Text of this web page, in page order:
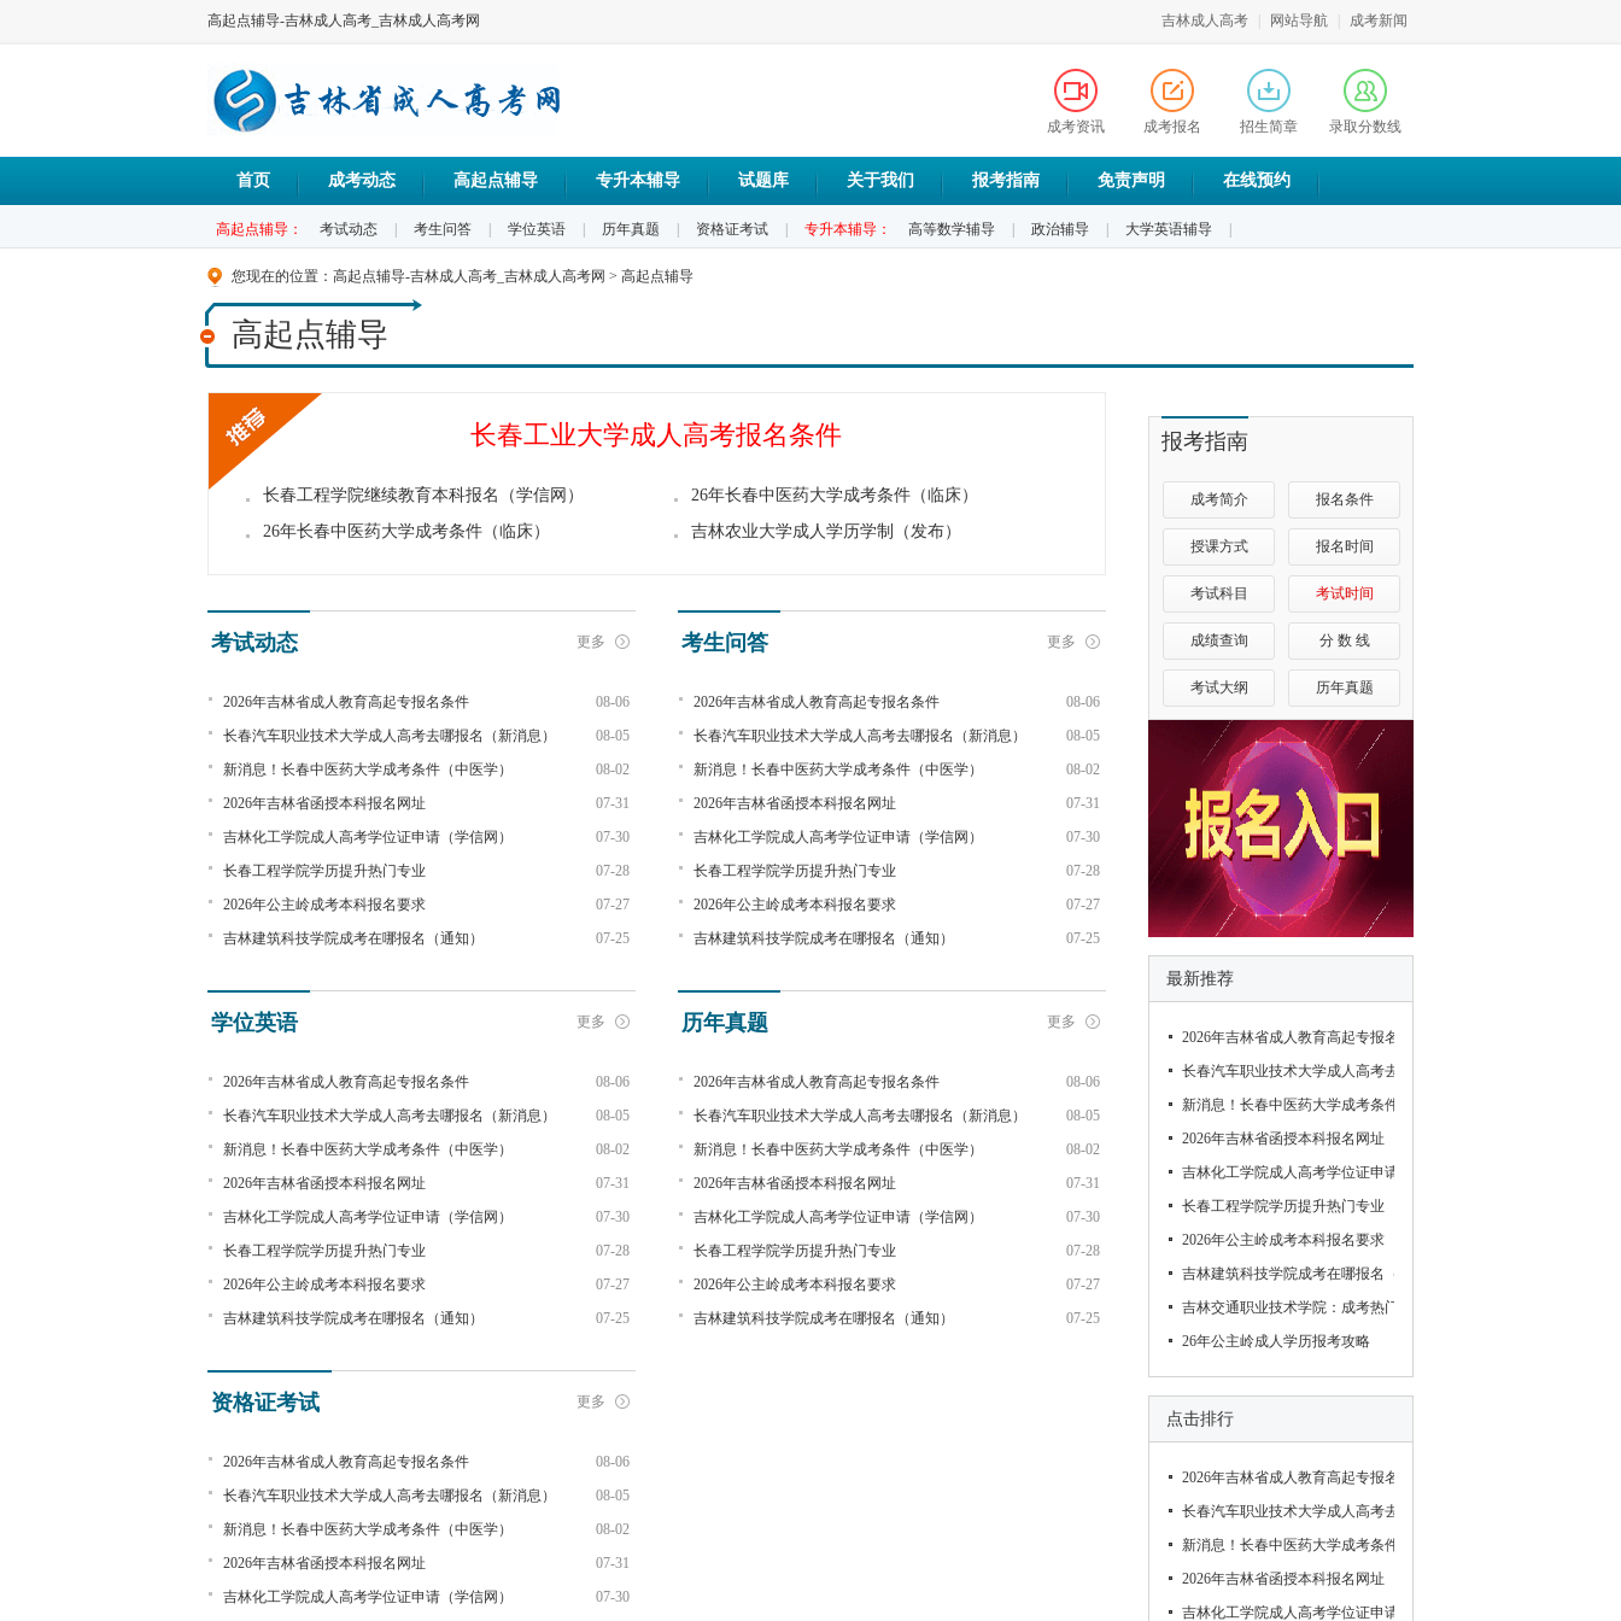
高起点辅导-吉林成人高考_吉林成人高考网 吉林成人高考 网站导航 成考新闻
成考资讯 成考报名 招生简章 录取分数线
首页 成考动态 高起点辅导 专升本辅导 试题库 关于我们 报考指南 免责声明 在线预约
高起点辅导： 考试动态 考生问答 学位英语 历年真题 资格证考试 专升本辅导： 高等数学辅导 政治辅导 大学英语辅导
您现在的位置： 高起点辅导-吉林成人高考_吉林成人高考网 > 高起点辅导
高起点辅导
长春工业大学成人高考报名条件
长春工程学院继续教育本科报名（学信网）
26年长春中医药大学成考条件（临床）
26年长春中医药大学成考条件（临床）
吉林农业大学成人学历学制（发布）
考试动态 更多
08-06
2026年吉林省成人教育高起专报名条件
08-05
长春汽车职业技术大学成人高考去哪报名（新消息）
08-02
新消息！长春中医药大学成考条件（中医学）
07-31
2026年吉林省函授本科报名网址
07-30
吉林化工学院成人高考学位证申请（学信网）
07-28
长春工程学院学历提升热门专业
07-27
2026年公主岭成考本科报名要求
07-25
吉林建筑科技学院成考在哪报名（通知）
考生问答 更多
08-06
2026年吉林省成人教育高起专报名条件
08-05
长春汽车职业技术大学成人高考去哪报名（新消息）
08-02
新消息！长春中医药大学成考条件（中医学）
07-31
2026年吉林省函授本科报名网址
07-30
吉林化工学院成人高考学位证申请（学信网）
07-28
长春工程学院学历提升热门专业
07-27
2026年公主岭成考本科报名要求
07-25
吉林建筑科技学院成考在哪报名（通知）
学位英语 更多
08-06
2026年吉林省成人教育高起专报名条件
08-05
长春汽车职业技术大学成人高考去哪报名（新消息）
08-02
新消息！长春中医药大学成考条件（中医学）
07-31
2026年吉林省函授本科报名网址
07-30
吉林化工学院成人高考学位证申请（学信网）
07-28
长春工程学院学历提升热门专业
07-27
2026年公主岭成考本科报名要求
07-25
吉林建筑科技学院成考在哪报名（通知）
历年真题 更多
08-06
2026年吉林省成人教育高起专报名条件
08-05
长春汽车职业技术大学成人高考去哪报名（新消息）
08-02
新消息！长春中医药大学成考条件（中医学）
07-31
2026年吉林省函授本科报名网址
07-30
吉林化工学院成人高考学位证申请（学信网）
07-28
长春工程学院学历提升热门专业
07-27
2026年公主岭成考本科报名要求
07-25
吉林建筑科技学院成考在哪报名（通知）
资格证考试 更多
08-06
2026年吉林省成人教育高起专报名条件
08-05
长春汽车职业技术大学成人高考去哪报名（新消息）
08-02
新消息！长春中医药大学成考条件（中医学）
07-31
2026年吉林省函授本科报名网址
07-30
吉林化工学院成人高考学位证申请（学信网）
报考指南
成考简介 报名条件
授课方式 报名时间
考试科目 考试时间
成绩查询 分 数 线
考试大纲 历年真题
最新推荐
2026年吉林省成人教育高起专报名条件
长春汽车职业技术大学成人高考去哪报名（新消息）
新消息！长春中医药大学成考条件（中医学）
2026年吉林省函授本科报名网址
吉林化工学院成人高考学位证申请（学信网）
长春工程学院学历提升热门专业
2026年公主岭成考本科报名要求
吉林建筑科技学院成考在哪报名（通知）
吉林交通职业技术学院：成考热门专业（学信网）
26年公主岭成人学历报考攻略
点击排行
2026年吉林省成人教育高起专报名条件
长春汽车职业技术大学成人高考去哪报名（新消息）
新消息！长春中医药大学成考条件（中医学）
2026年吉林省函授本科报名网址
吉林化工学院成人高考学位证申请（学信网）